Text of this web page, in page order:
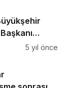
30
5 yıl önce